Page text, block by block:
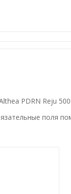
PDRN Reju
поля